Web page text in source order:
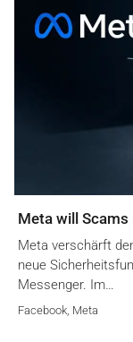
Meta will
Meta verschärft
neue
Messenger. Im…
Facebook Meta